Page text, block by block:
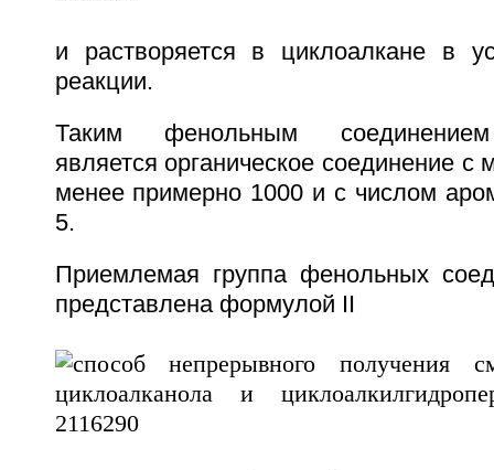
и растворяется в циклоалкане в
реакции.
Таким фенольным соединением
является органическое соединение
менее примерно 1000 и с числом
5.
Приемлемая группа фенольных
представлена формулой II